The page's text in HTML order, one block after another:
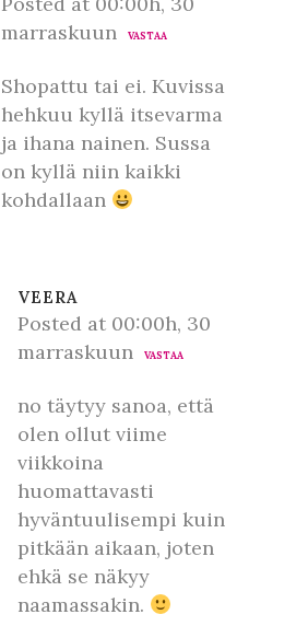
marraskuun
VASTAA
Shopattu tai ei. Kuvissa
hehkuu kyllä itsevarma
ja ihana nainen. Sussa
on kyllä niin kaikki
kohdallaan
VEERA
Posted at 00:00h, 30
marraskuun
VASTAA
no täytyy sanoa, että
olen ollut viime
viikkoina
huomattavasti
hyväntuulisempi kuin
pitkään aikaan, joten
ehkä se näkyy
naamassakin.